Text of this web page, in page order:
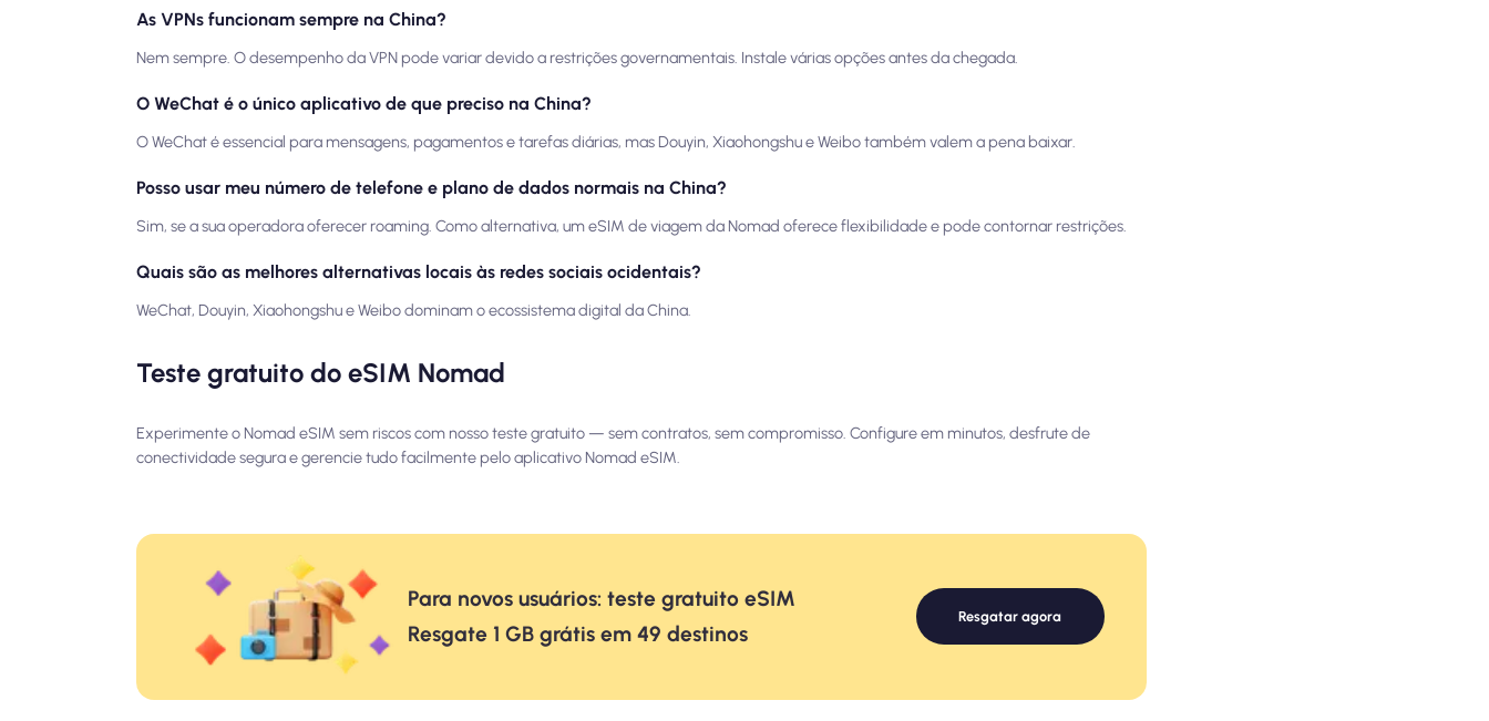
As VPNs funcionam sempre na China?
Nem sempre. O desempenho da VPN pode variar devido a restrições governamentais. Instale várias opções antes da chegada.
O WeChat é o único aplicativo de que preciso na China?
O WeChat é essencial para mensagens, pagamentos e tarefas diárias, mas Douyin, Xiaohongshu e Weibo também valem a pena baixar.
Posso usar meu número de telefone e plano de dados normais na China?
Sim, se a sua operadora oferecer roaming. Como alternativa, um eSIM de viagem da Nomad oferece flexibilidade e pode contornar restrições.
Quais são as melhores alternativas locais às redes sociais ocidentais?
WeChat, Douyin, Xiaohongshu e Weibo dominam o ecossistema digital da China.
Teste gratuito do eSIM Nomad
Experimente o Nomad eSIM sem riscos com nosso teste gratuito — sem contratos, sem compromisso. Configure em minutos, desfrute de
conectividade segura e gerencie tudo facilmente pelo aplicativo Nomad eSIM.
Para novos usuários: teste gratuito eSIM
Resgate 1 GB grátis em 49 destinos
Resgatar agora